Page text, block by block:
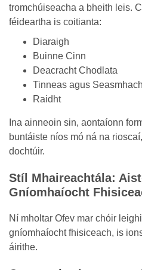
tromchúiseacha a bheith leis.
féideartha is coitianta:
Diaraigh
Buinne Cinn
Deacracht Chodlata
Tinneas agus
Raidht
Ina ainneoin sin, aontaíonn
buntáiste níos mó ná na
dochtúir.
Stíl Mhaireachtála:
Gníomhaíocht
Ní mholtar Ofev mar chóir
gníomhaíocht fhisiceach, is
áirithe.